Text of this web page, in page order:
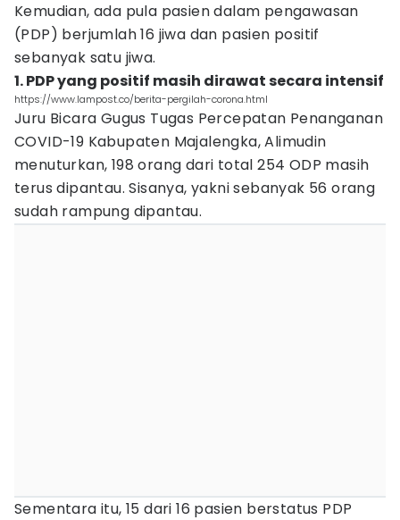
Kemudian, ada pula pasien dalam pengawasan
(PDP) berjumlah 16 jiwa dan pasien positif
sebanyak satu jiwa.
1. PDP yang positif masih dirawat secara intensif
https://www.lampost.co/berita-pergilah-corona.html
Juru Bicara Gugus Tugas Percepatan Penanganan
COVID-19 Kabupaten Majalengka, Alimudin
menuturkan, 198 orang dari total 254 ODP masih
terus dipantau. Sisanya, yakni sebanyak 56 orang
sudah rampung dipantau.
Sementara itu, 15 dari 16 pasien berstatus PDP